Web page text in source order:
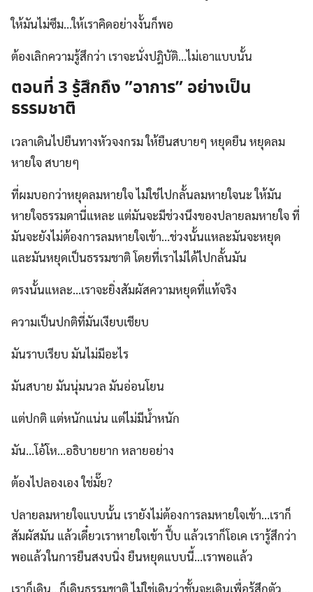
ให้มันไม่ซึม…ให้เราคิดอย่างงั้นก็พอ
ต้องเลิกความรู้สึกว่า เราจะนั่งปฎิบัติ…ไม่เอาแบบนั้น
ตอนที่ 3 รู้สึกถึง ”อาการ” อย่างเป็น
ธรรมชาติ
เวลาเดินไปยืนทางหัวจงกรม ให้ยืนสบายๆ หยุดยืน หยุดลม
หายใจ สบายๆ
ที่ผมบอกว่าหยุดลมหายใจ ไม่ใช่ไปกลั้นลมหายใจนะ ให้มัน
หายใจธรรมดานี่แหละ แต่มันจะมีช่วงนึงของปลายลมหายใจ ที่
มันจะยังไม่ต้องการลมหายใจเข้า…ช่วงนั้นแหละมันจะหยุด
และมันหยุดเป็นธรรมชาติ โดยที่เราไม่ได้ไปกลั้นมัน
ตรงนั้นแหละ…เราจะยิ่งสัมผัสความหยุดที่แท้จริง
ความเป็นปกติที่มันเงียบเชียบ
มันราบเรียบ มันไม่มีอะไร
มันสบาย มันนุ่มนวล มันอ่อนโยน
แต่ปกติ แต่หนักแน่น แต่ไม่มีน้ำหนัก
มัน…โอ้โห…อธิบายยาก หลายอย่าง
ต้องไปลองเอง ใช่มั๊ย?
ปลายลมหายใจแบบนั้น เรายังไม่ต้องการลมหายใจเข้า…เราก็
สัมผัสมัน แล้วเดี๋ยวเราหายใจเข้า ปึ้บ แล้วเราก็โอเค เรารู้สึกว่า
พอแล้วในการยืนสงบนิ่ง ยืนหยุดแบบนี้…เราพอแล้ว
เราก็เดิน…ก็เดินธรรมชาติ ไม่ใช่เดินว่าชั้นจะเดินเพื่อรู้สึกตัว…